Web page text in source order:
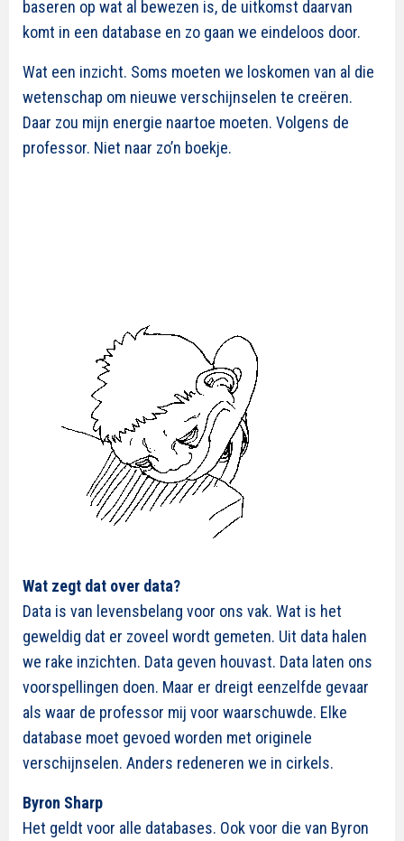
baseren op wat al bewezen is, de uitkomst daarvan
komt in een database en zo gaan we eindeloos door.
Wat een inzicht. Soms moeten we loskomen van al die
wetenschap om nieuwe verschijnselen te creëren.
Daar zou mijn energie naartoe moeten. Volgens de
professor. Niet naar zo’n boekje.
Wat zegt dat over data?
Data is van levensbelang voor ons vak. Wat is het
geweldig dat er zoveel wordt gemeten. Uit data halen
we rake inzichten. Data geven houvast. Data laten ons
voorspellingen doen. Maar er dreigt eenzelfde gevaar
als waar de professor mij voor waarschuwde. Elke
database moet gevoed worden met originele
verschijnselen. Anders redeneren we in cirkels.
Byron Sharp
Het geldt voor alle databases. Ook voor die van Byron